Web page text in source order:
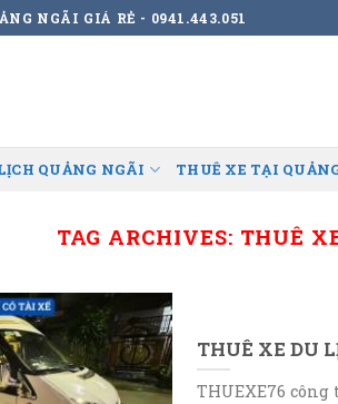
NGÃI GIÁ RẺ - 0941.443.051
QUẢNG NGÃI THUÊ XE TẠI
TAG ARCHIVES: THUÊ
THUÊ XE DU
THUEXE76